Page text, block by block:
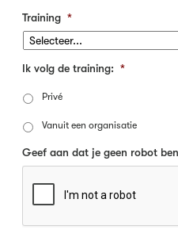
Training *
Ik volg de training: *
Privé
Vanuit een organisatie
Geef aan dat je geen robot